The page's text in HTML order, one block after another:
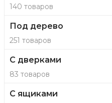
140 товаров
Под дерево
251 товаров
С дверками
83 товаров
С ящиками